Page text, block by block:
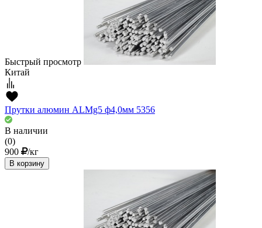
Быстрый просмотр
Китай
Прутки алюмин ALMg5 ф4,0мм 5356
В наличии
(0)
900
/кг
В корзину